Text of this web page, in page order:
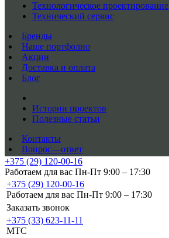
Технологическое проектирование
Технический сервис
Бренды
Наше портфолио
Акции
Доставка и оплата
Блог
Истории проектов
Полезные статьи
Контакты
Вопрос—ответ
+375 (29) 120-00-16
Работаем для вас Пн-Пт 9:00 – 17:30
+375 (29) 120-00-16
Работаем для вас Пн-Пт 9:00 – 17:30
Заказать звонок
+375 (33) 623-11-11
MTC